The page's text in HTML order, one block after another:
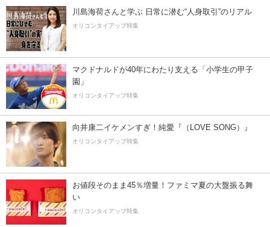
川島海荷さんと学ぶ 日常に潜む“人身取引”のリアル
オリコンタイアップ特集
マクドナルドが40年にわたり支える「小学生の甲子
園」
オリコンタイアップ特集
向井康二イケメンすぎ！純愛『（LOVE SONG）』
オリコンタイアップ特集
お値段そのまま45％増量！ファミマ夏の大盤振る舞
い
オリコンタイアップ特集